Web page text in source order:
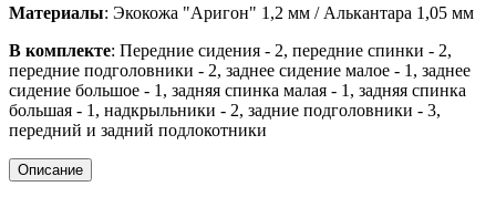
Материалы: Экокожа "Аригон" 1,2 мм / Алькантара 1,05 мм
В комплекте: Передние сидения - 2, передние спинки - 2,
передние подголовники - 2, заднее сидение малое - 1, заднее
сидение большое - 1, задняя спинка малая - 1, задняя спинка
большая - 1, надкрыльники - 2, задние подголовники - 3,
передний и задний подлокотники
Описание